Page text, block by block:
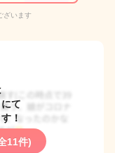
ざいます
にて
！
11件)